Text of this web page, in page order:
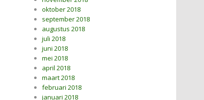
oktober 2018
september 2018
augustus 2018
juli 2018
juni 2018
mei 2018
april 2018
maart 2018
februari 2018
januari 2018